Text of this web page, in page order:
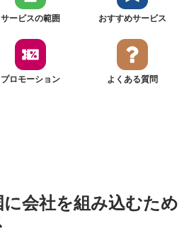
サービスの範囲 おすすめサービス
プロモーション よくある質問
会社を組み込むため